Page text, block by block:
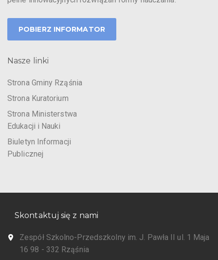
POBIERZ INFORMATOR
Nasze linki
Strona Gminy Rząśnia
Strona Kuratorium
Strona Ministerstwa
Edukacji i Nauki
Biuletyn Informacji
Publicznej
Skontaktuj się z nami
Zespół Szkolno-Przedszkolny im. J. Pawła II ul. 1 Maja
16 98 - 332 Rząśnia